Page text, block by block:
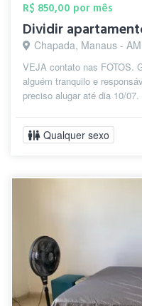
R$ 850,00 por mês
Dividir
Chapada, Manaus - AM
VEJA contato nas FOTOS.
alguém tranquilo e
preciso alugar até dia 10/
Qualquer sexo